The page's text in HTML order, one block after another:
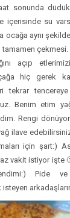
sonunda
içerisinde su
ocağa aynı
çekmesi.
açıp
hiç gerek
tekrar
Benim etim
Rengi
ilave
için şart:)
vakit istiyor işte
Pide ve
isteyen